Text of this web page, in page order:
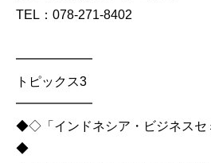
TEL：078-271-8402
━━━━━━
トピックス3
━━━━━━
◆◇「インドネシア・ビジネスセ
◆